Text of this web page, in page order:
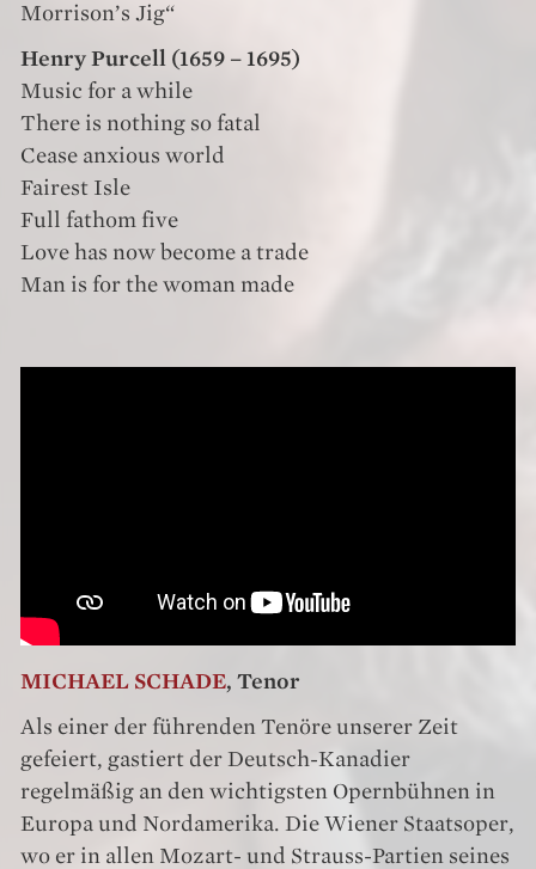
Morrison’s Jig“
Henry Purcell (1659 – 1695)
Music for a while
There is nothing so fatal
Cease anxious world
Fairest Isle
Full fathom five
Love has now become a trade
Man is for the woman made
MICHAEL SCHADE, Tenor
Als einer der führenden Tenöre unserer Zeit
gefeiert, gastiert der Deutsch-Kanadier
regelmäßig an den wichtigsten Opernbühnen in
Europa und Nordamerika. Die Wiener Staatsoper,
wo er in allen Mozart- und Strauss-Partien seines